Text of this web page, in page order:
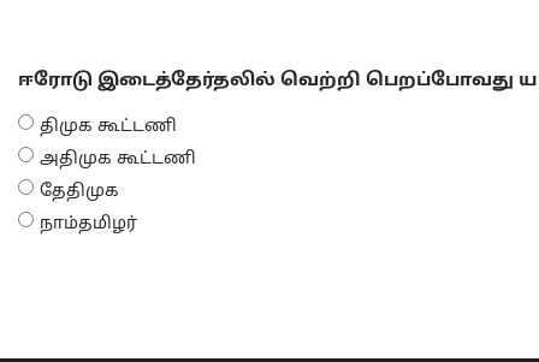
ஈரோடு இடைத்தேர்தலில் வெற்றி பெறப்போவது
திமுக கூட்டணி
அதிமுக கூட்டணி
தேதிமுக
நாம்தமிழர்